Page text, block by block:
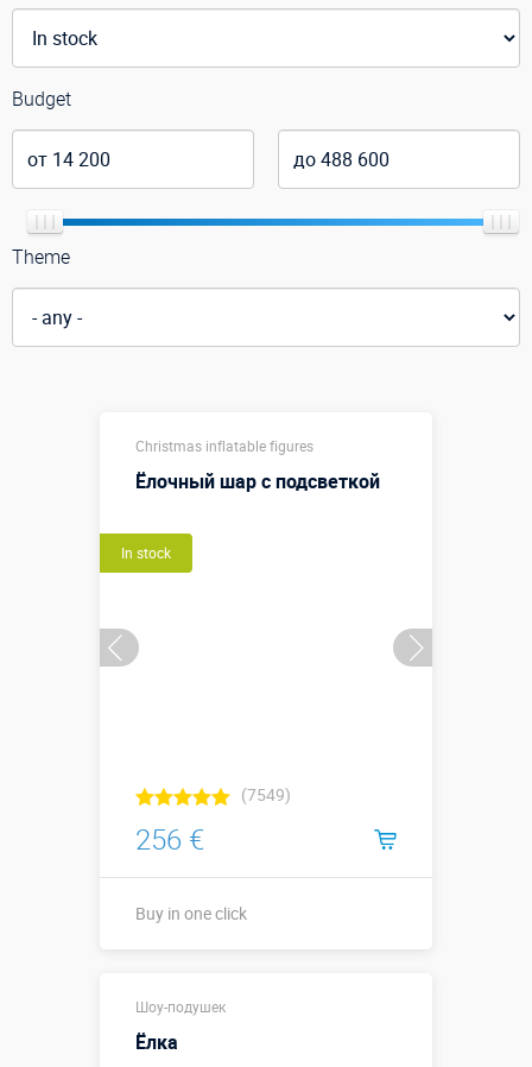
Budget
Theme
Christmas inflatable figures
Ёлочный шар с подсветкой
In stock
(7549)
256 €
Buy in one click
More details →
Шоу-подушек
Ёлка